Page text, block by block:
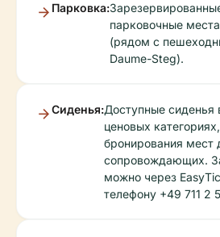
Парковка:
парковочные
(рядом с
Daume-Steg).
Сиденья:Доступные сиденья
ценовых
бронирования мест
сопровождающих.
можно через
телефону +49 711 2